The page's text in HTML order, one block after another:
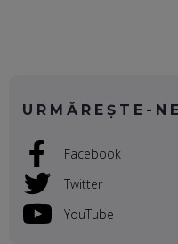
EP. 53
VOICU OPREAN
GLOBALĂ, FĂRĂ
TA LOCALĂ - ȘI
EP. 52
ROBERT
URMĂREȘTE-
Facebook
Twitter
YouTube